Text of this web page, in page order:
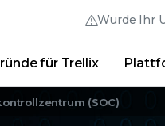
Wurde Ihr
Trellix-Anmeldung
Direkt-Links
Australia (English)
Brasil (Português)
für Trellix
(SOC)